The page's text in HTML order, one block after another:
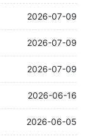
2026-07-09
2026-07-09
2026-07-09
2026-06-16
2026-06-05